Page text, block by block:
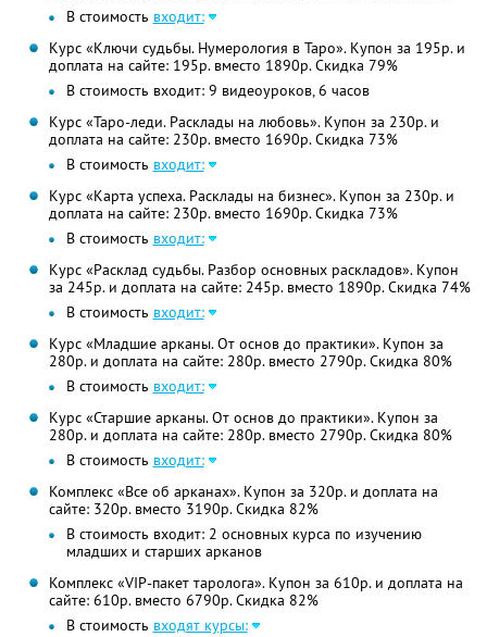
В стоимость входит:
Курс «Ключи судьбы. Нумерология в Таро». Купон за 195р. и
доплата на сайте: 195р. вместо 1890р.Скидка 79%
В стоимость входит: 9 видеоуроков, 6 часов
Курс «Таро-леди. Расклады на любовь». Купон за 230р. и
доплата на сайте: 230р. вместо 1690р.Скидка 73%
В стоимость входит:
Курс «Карта успеха. Расклады на бизнес». Купон за 230р. и
доплата на сайте: 230р. вместо 1690р.Скидка 73%
В стоимость входит:
Курс «Расклад судьбы. Разбор основных раскладов». Купон
за 245р. и доплата на сайте: 245р. вместо 1890р.Скидка 74%
В стоимость входит:
Курс «Младшие арканы. От основ до практики». Купон за
280р. и доплата на сайте: 280р. вместо 2790р.Скидка 80%
В стоимость входит:
Курс «Старшие арканы. От основ до практики». Купон за
280р. и доплата на сайте: 280р. вместо 2790р.Скидка 80%
В стоимость входит:
Комплекс «Все об арканах». Купон за 320р. и доплата на
сайте: 320р. вместо 3190р.Скидка 82%
В стоимость входит: 2 основных курса по изучению
младших и старших арканов
Комплекс «VIP-пакет таролога». Купон за 610р. и доплата на
сайте: 610р. вместо 6790р.Скидка 82%
В стоимость входят курсы: